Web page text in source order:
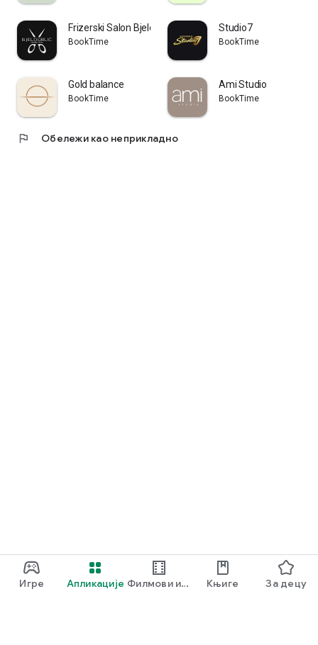
Игре Апликације Филмови и
Књиге За децу
Frizerski Salon Bjelogrlic
BookTime
Studio7
BookTime
Gold balance
BookTime
Ami Studio
BookTime
flag Обележи као неприкладно